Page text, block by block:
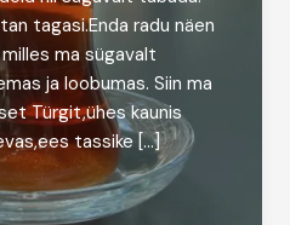
tagasi.Enda radu näen
ma sügavalt
ja loobumas. Siin ma
Türgit,ühes kaunis
tassike […]